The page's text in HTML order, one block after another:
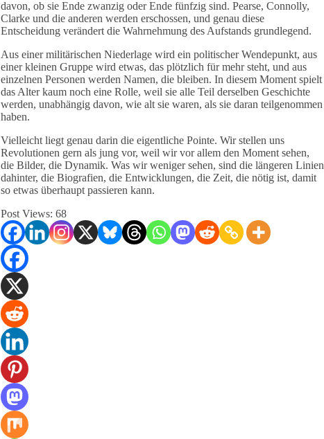
davon, ob sie Ende zwanzig oder Ende fünfzig sind. Pearse, Connolly,
Clarke und die anderen werden erschossen, und genau diese
Entscheidung verändert die Wahrnehmung des Aufstands grundlegend.
Aus einer militärischen Niederlage wird ein politischer Wendepunkt, aus
einer kleinen Gruppe wird etwas, das plötzlich für mehr steht, und aus
einzelnen Personen werden Namen, die bleiben. In diesem Moment spielt
das Alter kaum noch eine Rolle, weil sie alle Teil derselben Geschichte
werden, unabhängig davon, wie alt sie waren, als sie daran teilgenommen
haben.
Vielleicht liegt genau darin die eigentliche Pointe. Wir stellen uns
Revolutionen gern als jung vor, weil wir vor allem den Moment sehen,
die Bilder, die Dynamik. Was wir weniger sehen, sind die längeren Linien
dahinter, die Biografien, die Entwicklungen, die Zeit, die nötig ist, damit
so etwas überhaupt passieren kann.
Post Views: 68